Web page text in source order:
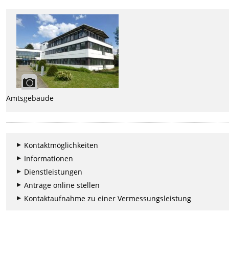
Amtsgebäude
Kontaktmöglichkeiten
Informationen
Dienstleistungen
Anträge online stellen
Kontaktaufnahme zu einer Vermessungsleistung